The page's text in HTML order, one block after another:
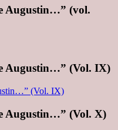
Augustin…” (vol.
Augustin…” (Vol. IX)
Augustin…” (Vol. X)